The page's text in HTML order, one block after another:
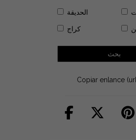
الحديقة
كراج
Copiar enlance